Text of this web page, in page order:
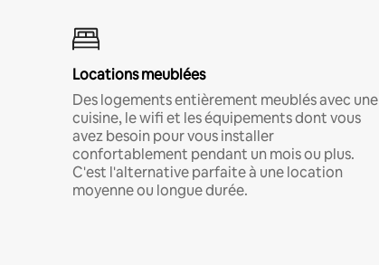
Locations meublées
Des logements entièrement meublés avec une
cuisine, le wifi et les équipements dont vous
avez besoin pour vous installer
confortablement pendant un mois ou plus.
C'est l'alternative parfaite à une location
moyenne ou longue durée.